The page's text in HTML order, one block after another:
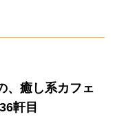
、癒し系カフェ
軒目